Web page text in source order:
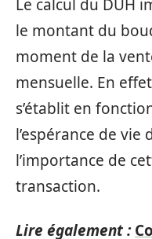
Le calcul du DUH
le montant du
moment de la
mensuelle. En
s’établit en
l’espérance de
l’importance de
transaction.
Lire également :